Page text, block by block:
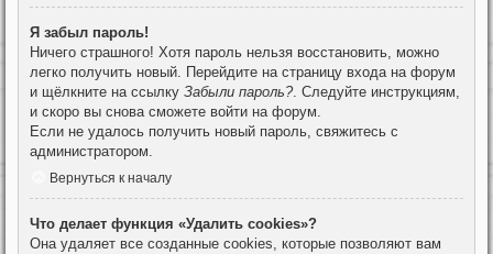
Я забыл пароль!
Ничего страшного! Хотя пароль нельзя восстановить, можно
легко получить новый. Перейдите на страницу входа на форум
и щёлкните на ссылку Забыли пароль?. Следуйте инструкциям,
и скоро вы снова сможете войти на форум.
Если не удалось получить новый пароль, свяжитесь с
администратором.
Вернуться к началу
Что делает функция «Удалить cookies»?
Она удаляет все созданные cookies, которые позволяют вам